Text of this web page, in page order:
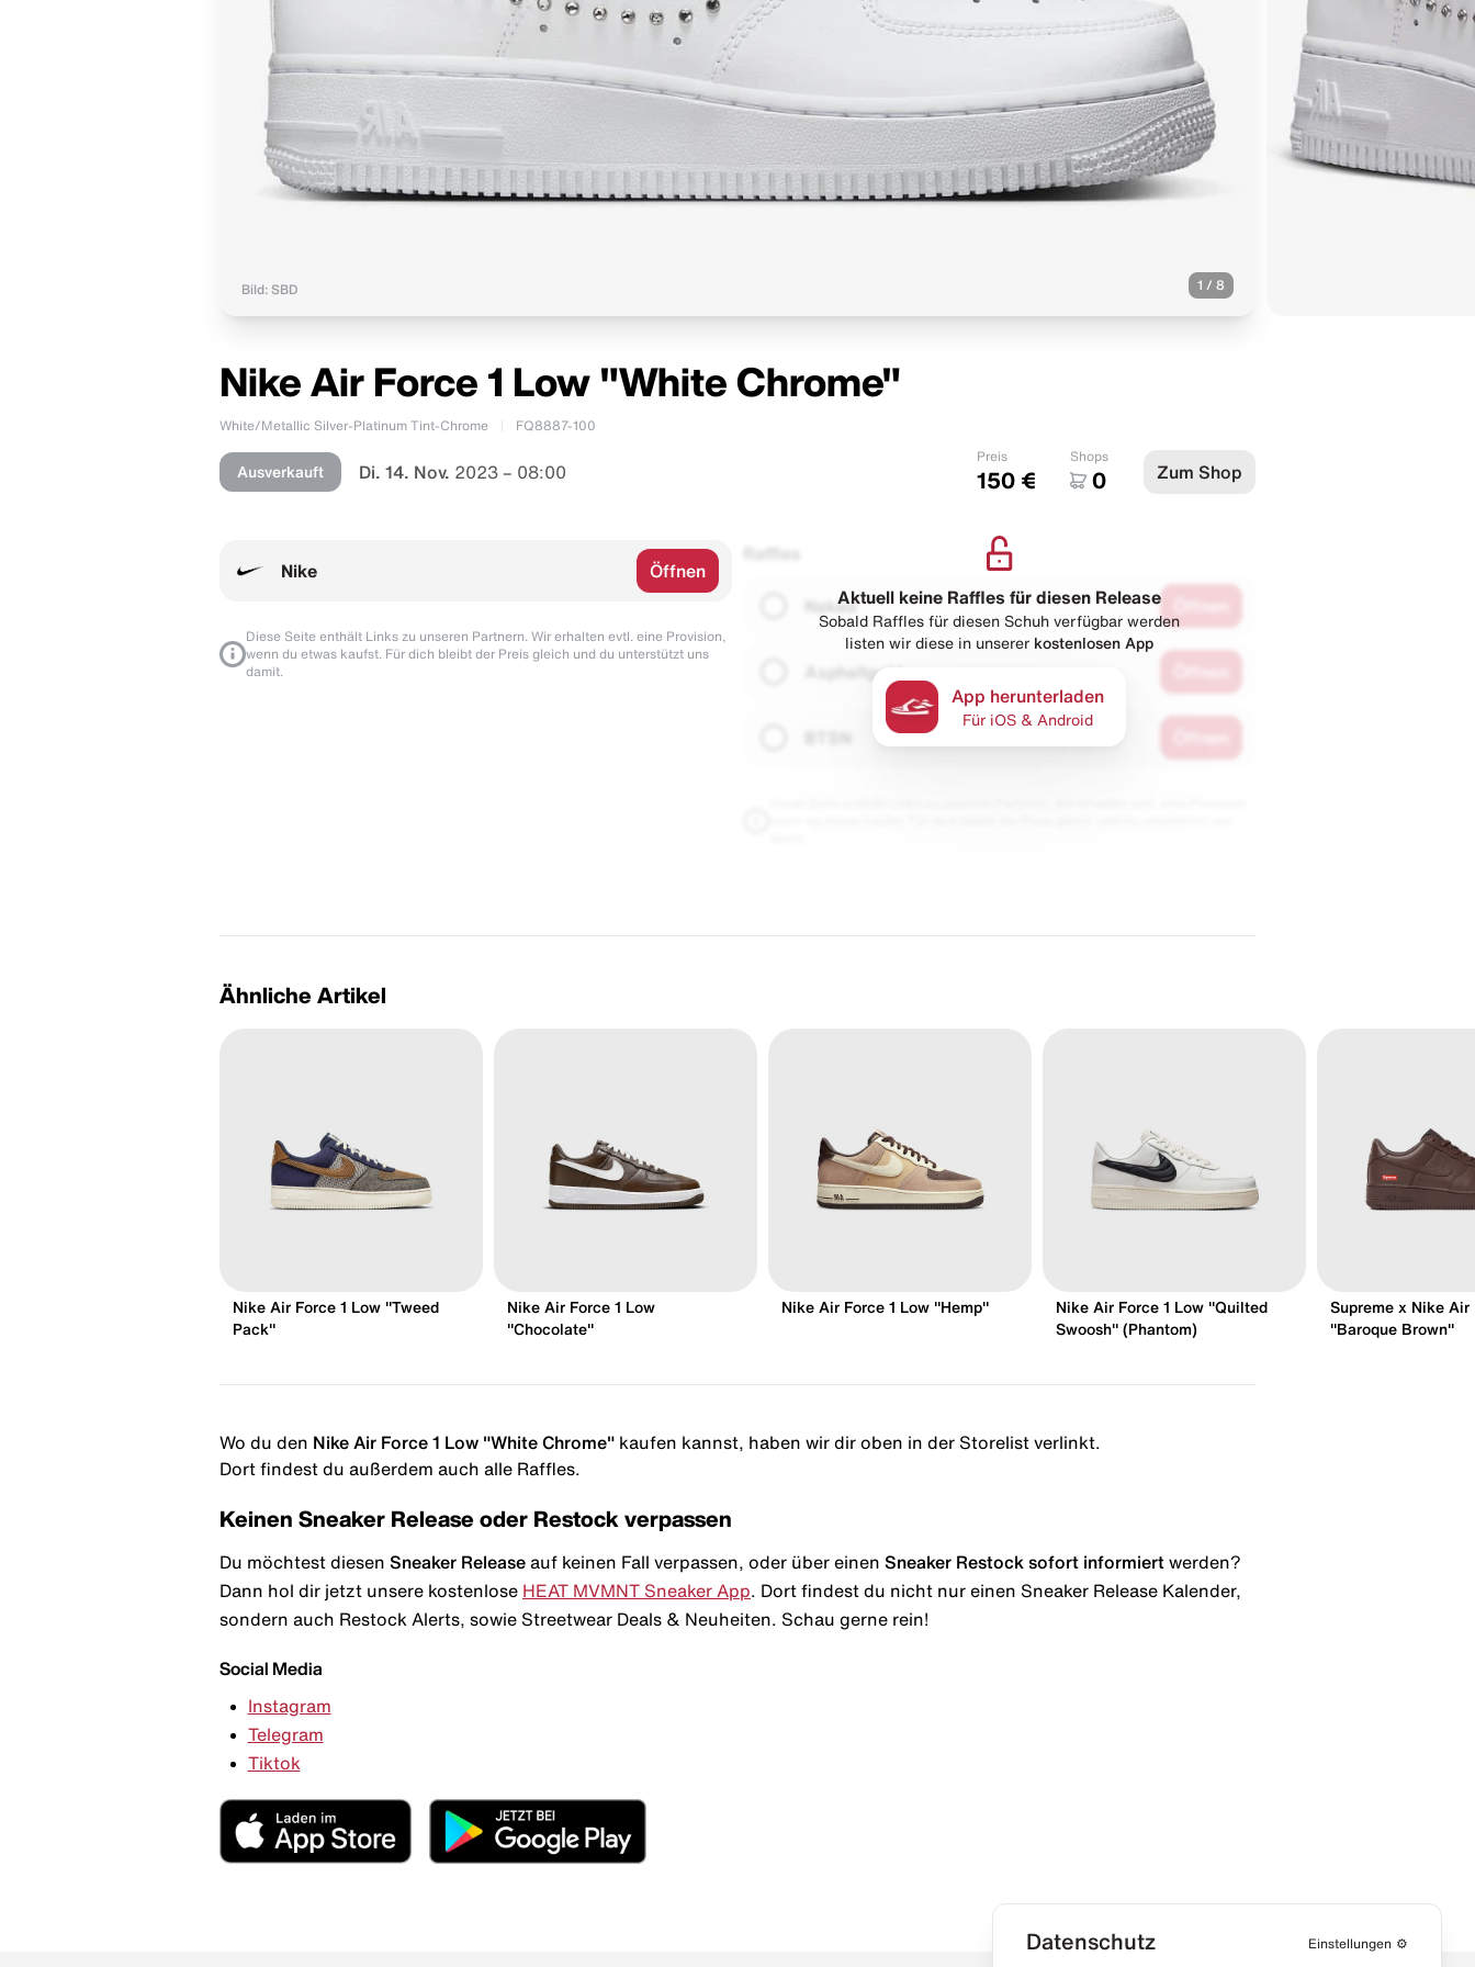
Bild: SBD 1 / 8
Nike Air Force 1 Low "White Chrome"
White/Metallic Silver-Platinum Tint-Chrome FQ8887-100
Ausverkauft Di. 14. Nov. 2023 – 08:00
Preis
150 €
Shops
0 Zum Shop
Nike Öffnen
Diese Seite enthält Links zu unseren Partnern. Wir erhalten evtl. eine Provision,
wenn du etwas kaufst. Für dich bleibt der Preis gleich und du unterstützt uns
damit.
Raffles
Naked
Asphaltgold
Aktuell keine Raffles für diesen Release
Sobald Raffles für diesen Schuh verfügbar werden
listen wir diese in unserer kostenlosen App
App herunterladen
Für iOS & Android
Ähnliche Artikel
Nike Air Force 1 Low "Tweed
Pack"
Nike Air Force 1 Low
"Chocolate"
Nike Air Force 1 Low "Hemp"
Nike Air Force 1 Low "Quilted
Swoosh" (Phantom)
Supreme x Nike Air
"Baroque Brown"
Wo du den Nike Air Force 1 Low "White Chrome" kaufen kannst, haben wir dir oben in der Storelist verlinkt.
Dort findest du außerdem auch alle Raffles.
Keinen Sneaker Release oder Restock verpassen
Du möchtest diesen Sneaker Release auf keinen Fall verpassen, oder über einen Sneaker Restock sofort informiert werden?
Dann hol dir jetzt unsere kostenlose HEAT MVMNT Sneaker App . Dort findest du nicht nur einen Sneaker Release Kalender,
sondern auch Restock Alerts, sowie Streetwear Deals & Neuheiten. Schau gerne rein!
Social Media
Instagram
Telegram
Tiktok
Datenschutz Einstellungen ⚙️